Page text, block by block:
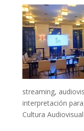
streaming,
interpretación
Cultura Audiovisual